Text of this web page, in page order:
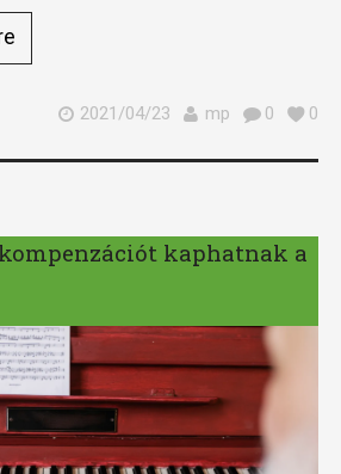
2021/04/23 mp 0 0
kaphatnak a